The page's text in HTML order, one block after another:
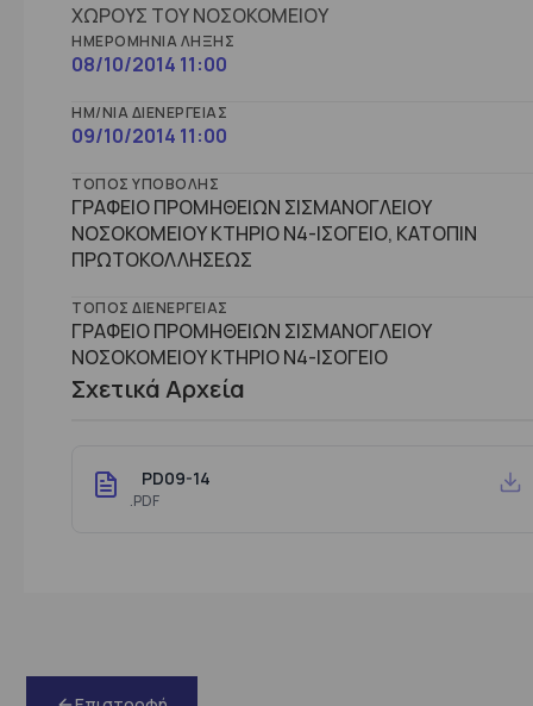
ΧΩΡΟΥΣ ΤΟΥ ΝΟΣΟΚΟΜΕΙΟΥ
ΗΜΕΡΟΜΗΝΊΑ ΛΉΞΗΣ
08/10/2014 11:00
ΗΜ/ΝΊΑ ΔΙΕΝΈΡΓΕΙΑΣ
09/10/2014 11:00
ΤΌΠΟΣ ΥΠΟΒΟΛΉΣ
ΓΡΑΦΕΙΟ ΠΡΟΜΗΘΕΙΩΝ ΣΙΣΜΑΝΟΓΛΕΙΟΥ
ΝΟΣΟΚΟΜΕΙΟΥ ΚΤΗΡΙΟ Ν4-ΙΣΟΓΕΙΟ, ΚΑΤΟΠΙΝ
ΠΡΩΤΟΚΟΛΛΗΣΕΩΣ
ΤΌΠΟΣ ΔΙΕΝΈΡΓΕΙΑΣ
ΓΡΑΦΕΙΟ ΠΡΟΜΗΘΕΙΩΝ ΣΙΣΜΑΝΟΓΛΕΙΟΥ
ΝΟΣΟΚΟΜΕΙΟΥ ΚΤΗΡΙΟ Ν4-ΙΣΟΓΕΙΟ
Σχετικά Αρχεία
PD09-14
.PDF